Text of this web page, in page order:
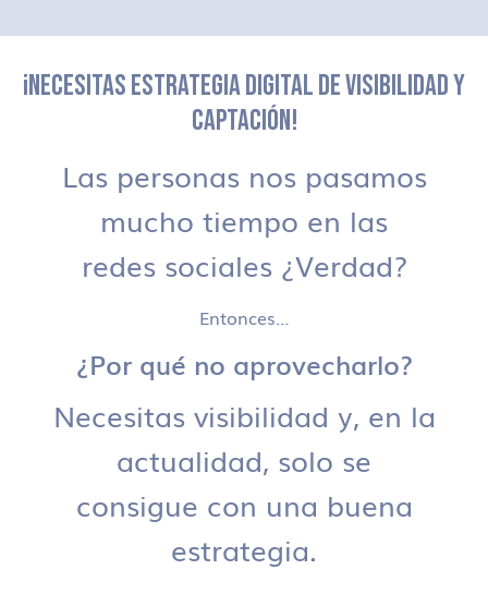
¡NECESITAS ESTRATEGIA DIGITAL DE VISIBILIDAD Y
CAPTACIÓN!
Las personas nos pasamos
mucho tiempo en las
redes sociales ¿Verdad?
Entonces…
¿Por qué no aprovecharlo?
Necesitas visibilidad y, en la
actualidad, solo se
consigue con una buena
estrategia.